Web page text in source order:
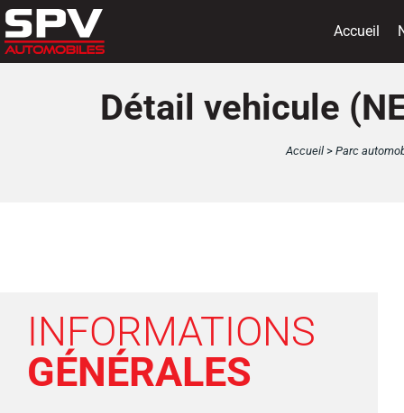
Panneau de gestion des cookies
Accueil
Détail vehicule
Accueil> Parc
INFORMATIONS
GÉNÉRALES